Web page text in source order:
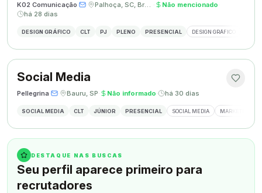
K02 Comunicação· · Palhoça, SC, Brasil · Não mencionado·
há 28 dias
DESIGN GRÁFICO CLT PJ PLENO PRESENCIAL DESIGN GRÁFICO
Social Media
Pellegrina· · Bauru, SP· Não informado· há 30 dias
SOCIAL MEDIA CLT JÚNIOR PRESENCIAL SOCIAL MEDIA MARKETING
DESTAQUE NAS BUSCAS
Seu perfil aparece primeiro para
recrutadores